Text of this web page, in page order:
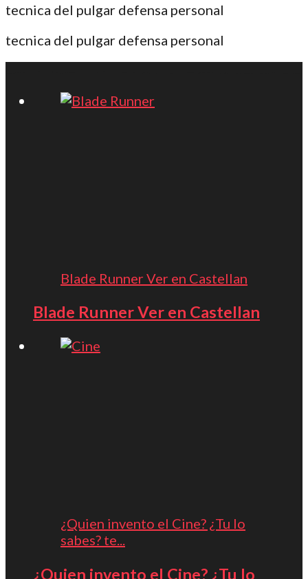
tecnica del pulgar defensa personal
tecnica del pulgar defensa personal
Blade Runner Ver en Castellan
Blade Runner Ver en Castellan
¿Quien invento el Cine? ¿Tu lo
sabes? te...
¿Quien invento el Cine? ¿Tu lo